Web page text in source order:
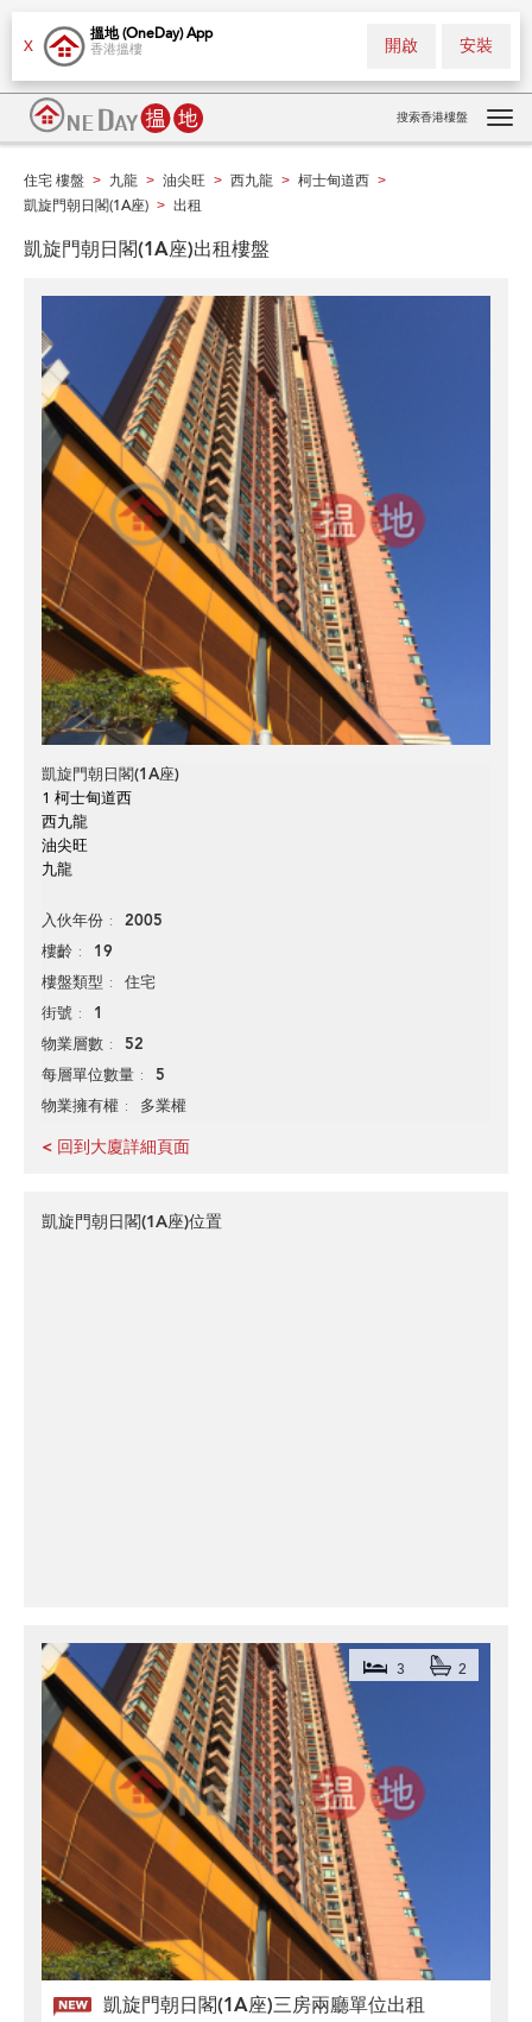
X
搵地 (OneDay) App
香港搵樓 安裝
開啟
搜索香港樓盤
住宅 樓盤 > 九龍 > 油尖旺 > 西九龍 > 柯士甸道西 >
凱旋門朝日閣(1A座) > 出租
凱旋門朝日閣(1A座)出租樓盤
凱旋門朝日閣(1A座)
1 柯士甸道西
西九龍
油尖旺
九龍
入伙年份 2005
樓齡 19
樓盤類型 住宅
街號 1
物業層數 52
每層單位數量 5
物業擁有權 多業權
< 回到大廈詳細頁面
凱旋門朝日閣(1A座)位置
凱旋門朝日閣(1A座)三房兩廳單位出租
3 2